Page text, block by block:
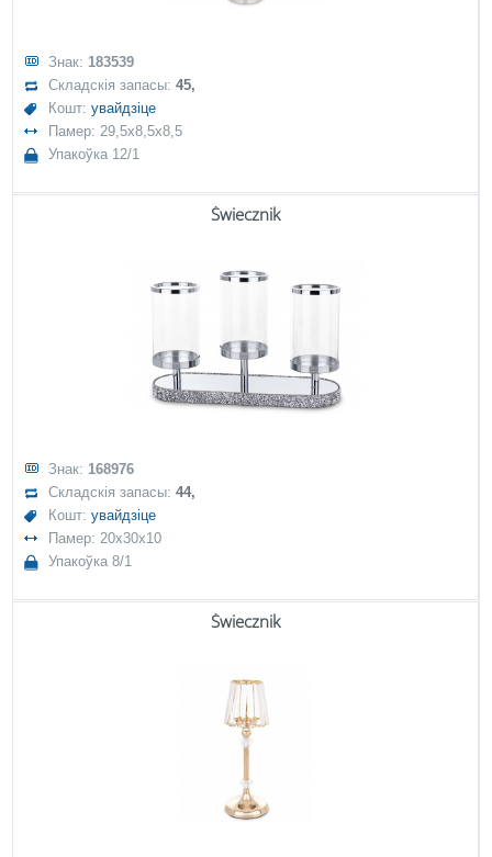
Знак: 183539
Складскія запасы:45,
Кошт:увайдзіце
Памер: 29,5x8,5x8,5
Упакоўка 12/1
Świecznik
Знак: 168976
Складскія запасы:44,
Кошт:увайдзіце
Памер: 20x30x10
Упакоўка 8/1
Świecznik